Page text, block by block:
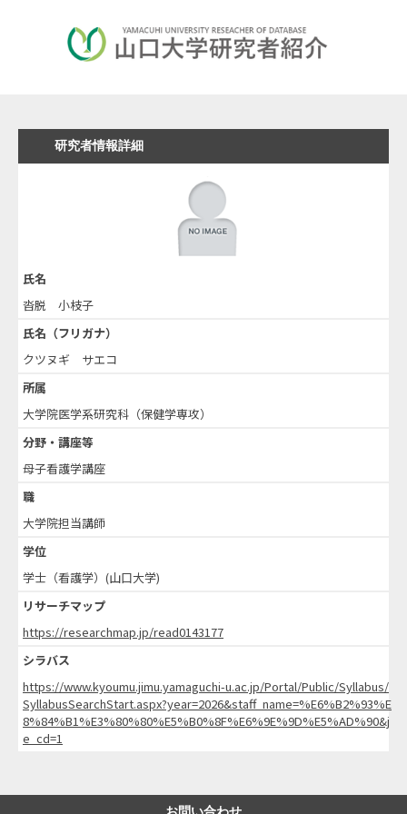
研究者情報詳細
氏名
沓脱 小枝子
氏名（フリガナ）
クツヌギ サエコ
所属
大学院医学系研究科（保健学専攻）
分野・講座等
母子看護学講座
職
大学院担当講師
学位
学士（看護学）(山口大学)
リサーチマップ
https://researchmap.jp/read0143177
シラバス
https://www.kyoumu.jimu.yamaguchi-u.ac.jp/Portal/Public/Syllabus/
SyllabusSearchStart.aspx?year=2026&staff_name=%E6%B2%93%E
8%84%B1%E3%80%80%E5%B0%8F%E6%9E%9D%E5%AD%90&j
e_cd=1